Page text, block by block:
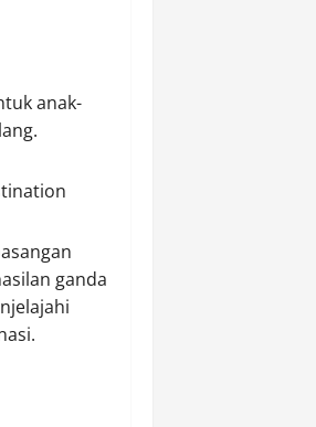
anak-
ganda